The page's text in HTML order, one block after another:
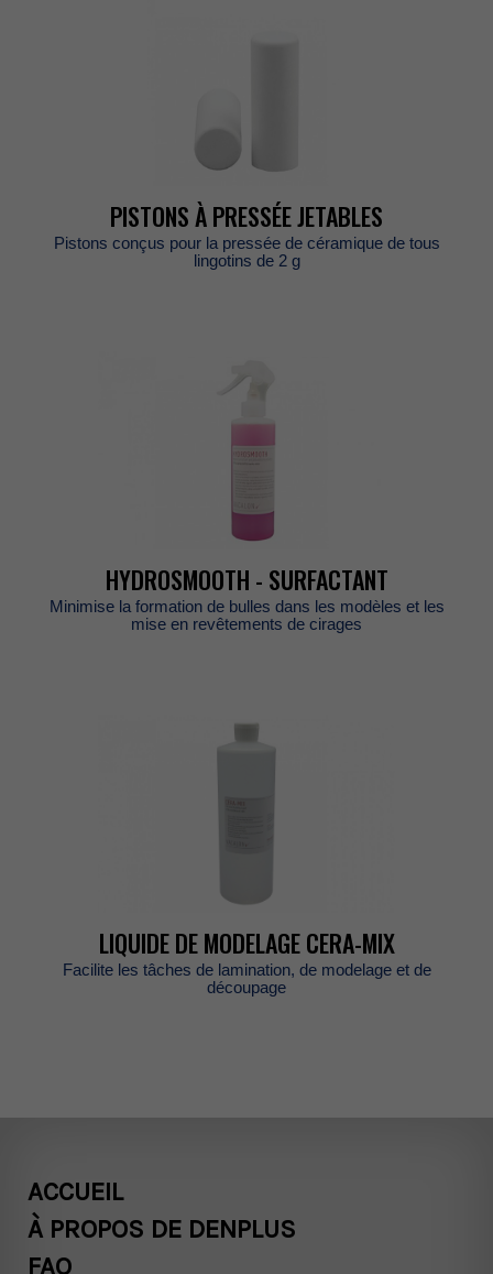
PISTONSÀPRESSÉEJETABLES
Pistonsconçuspourlapresséedecéramiquedetous
lingotinsde2g
HYDROSMOOTH-SURFACTANT
Minimiselaformationdebullesdanslesmodèlesetles
miseenrevêtementsdecirages
LIQUIDEDEMODELAGECERA-MIX
Facilitelestâchesdelamination,demodelageetde
découpage
ACCUEIL
ÀPROPOSDEDENPLUS
FAQ